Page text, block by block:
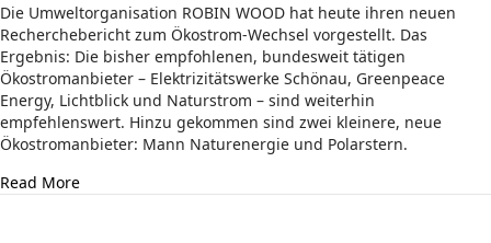
Die Umweltorganisation ROBIN WOOD hat heute ihren neuen
Recherchebericht zum Ökostrom-Wechsel vorgestellt. Das
Ergebnis: Die bisher empfohlenen, bundesweit tätigen
Ökostromanbieter – Elektrizitätswerke Schönau, Greenpeace
Energy, Lichtblick und Naturstrom – sind weiterhin
empfehlenswert. Hinzu gekommen sind zwei kleinere, neue
Ökostromanbieter: Mann Naturenergie und Polarstern.
Read Moreabout Ökostrom-Anbieter im Vergleich – ROBIN